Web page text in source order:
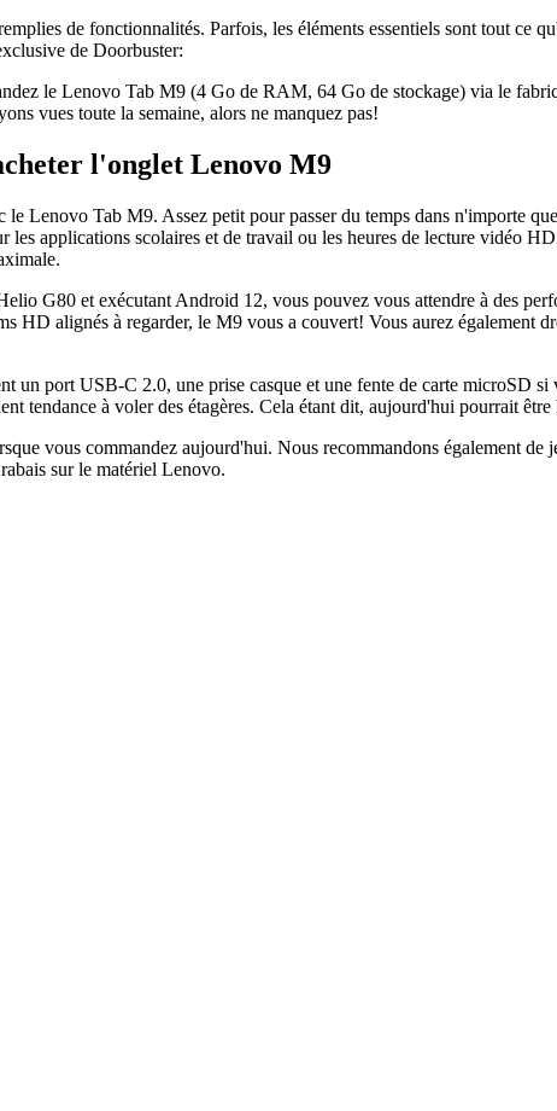
de fonctionnalités. Parfois, les éléments essentiels sont tout
de Doorbuster:
le Lenovo Tab M9 (4 Go de RAM, 64 Go de stockage) via le
vues toute la semaine, alors ne manquez pas!
l'onglet Lenovo M9
Lenovo Tab M9. Assez petit pour passer du temps dans n'importe
les applications scolaires et de travail ou les heures de lecture vidéo
G80 et exécutant Android 12, vous pouvez vous attendre à des
HD alignés à regarder, le M9 vous a couvert! Vous aurez également
un port USB-C 2.0, une prise casque et une fente de carte microSD
tendance à voler des étagères. Cela étant dit, aujourd'hui pourrait
vous commandez aujourd'hui. Nous recommandons également
sur le matériel Lenovo.